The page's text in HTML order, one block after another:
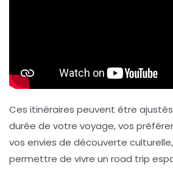
Ces itinéraires peuvent être
durée de votre voyage, vos
vos envies de découverte
permettre de vivre un road trip